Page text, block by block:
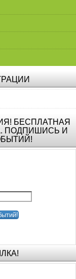
БЕСПЛАТНАЯ
ПОДПИШИСЬ И